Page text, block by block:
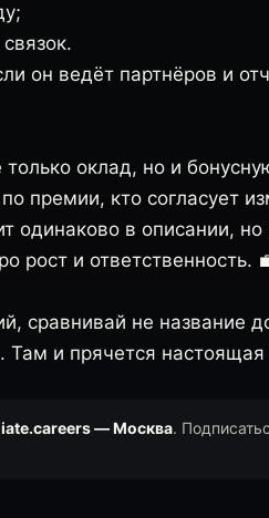
он ведёт партнёров и
оклад, но и
премии, кто согласует
одинаково в описании, но
рост и ответственность.
сравнивай не название
Там и прячется
— Москва.